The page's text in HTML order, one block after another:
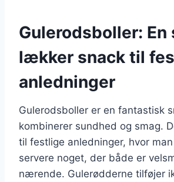
Gulerodsboller: En
lækker snack til
anledninger
Gulerodsboller er en fantastisk
kombinerer sundhed og smag.
til festlige anledninger, hvor
servere noget, der både er
nærende. Gulerødderne tilføjer